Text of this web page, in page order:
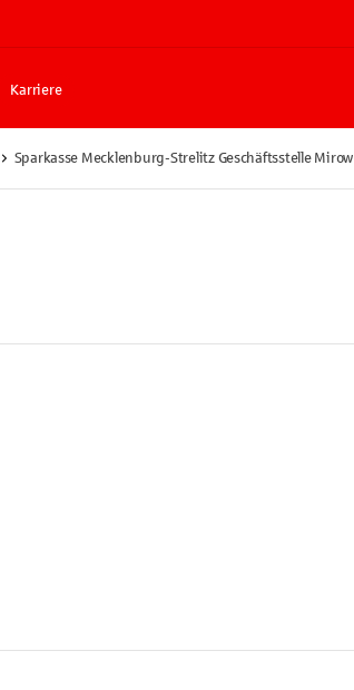
Karriere
Sparkasse Mecklenburg-Strelitz Geschäftsstelle Mirow